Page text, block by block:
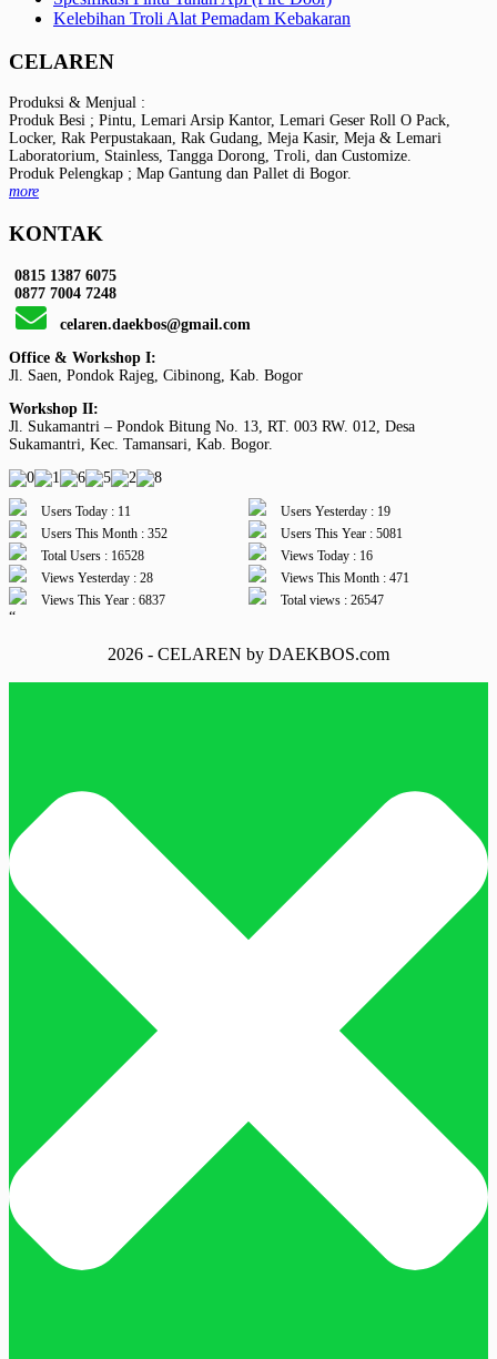
Kelebihan Troli Alat Pemadam Kebakaran
CELAREN
Produksi & Menjual :
Produk Besi ; Pintu, Lemari Arsip Kantor, Lemari Geser Roll O Pack,
Locker, Rak Perpustakaan, Rak Gudang, Meja Kasir, Meja & Lemari
Laboratorium, Stainless, Tangga Dorong, Troli, dan Customize.
Produk Pelengkap ; Map Gantung dan Pallet di Bogor.
more
KONTAK
0815 1387 6075
0877 7004 7248
celaren.daekbos@gmail.com
Office & Workshop I:
Jl. Saen, Pondok Rajeg, Cibinong, Kab. Bogor
Workshop II:
Jl. Sukamantri – Pondok Bitung No. 13, RT. 003 RW. 012, Desa
Sukamantri, Kec. Tamansari, Kab. Bogor.
Users Today : 11
Users Yesterday : 19
Users This Month : 352
Users This Year : 5081
Total Users : 16528
Views Today : 16
Views Yesterday : 28
Views This Month : 471
Views This Year : 6837
Total views : 26547
“
2026 - CELAREN by DAEKBOS.com